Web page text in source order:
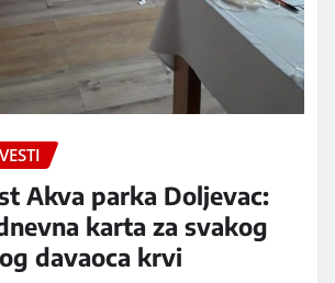
VESTI
Akva parka Doljevac:
karta za svakog
davaoca krvi